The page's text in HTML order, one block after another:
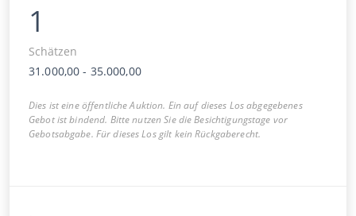
1
Schätzen
31.000,00 - 35.000,00
Dies ist eine öffentliche Auktion. Ein auf dieses Los abgegebenes
Gebot ist bindend. Bitte nutzen Sie die Besichtigungstage vor
Gebotsabgabe. Für dieses Los gilt kein Rückgaberecht.